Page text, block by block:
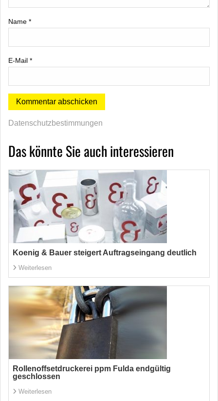
Name *
E-Mail *
Datenschutzbestimmungen
Das könnte Sie auch interessieren
Koenig & Bauer steigert Auftragseingang deutlich
Weiterlesen
Rollenoffsetdruckerei ppm Fulda endgültig
geschlossen
Weiterlesen